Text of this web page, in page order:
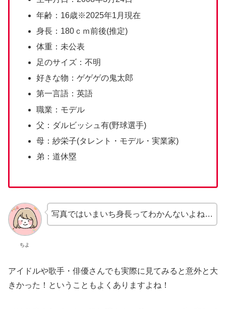
年齢：16歳※2025年1月現在
身長：180ｃｍ前後(推定)
体重：未公表
足のサイズ：不明
好きな物：ゲゲゲの鬼太郎
第一言語：英語
職業：モデル
父：ダルビッシュ有(野球選手)
母：紗栄子(タレント・モデル・実業家)
弟：道休塁
ちよ
写真ではいまいち身長ってわかんないよね…
アイドルや歌手・俳優さんでも実際に見てみると意外と大
きかった！ということもよくありますよね！